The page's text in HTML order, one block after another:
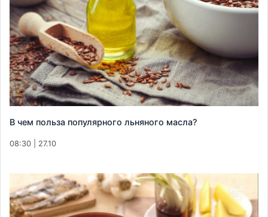
В чем польза популярного льняного масла?
08:30 | 27.10